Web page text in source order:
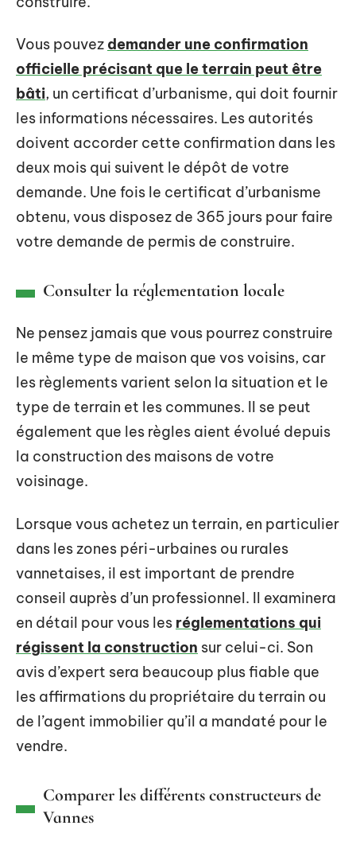
Vous pouvez demander une confirmation
officielle précisant que le terrain peut être
bâti, un certificat d’urbanisme, qui doit fournir
les informations nécessaires. Les autorités
doivent accorder cette confirmation dans les
deux mois qui suivent le dépôt de votre
demande. Une fois le certificat d’urbanisme
obtenu, vous disposez de 365 jours pour faire
votre demande de permis de construire.
Consulter la réglementation locale
Ne pensez jamais que vous pourrez construire
le même type de maison que vos voisins, car
les règlements varient selon la situation et le
type de terrain et les communes. Il se peut
également que les règles aient évolué depuis
la construction des maisons de votre
voisinage.
Lorsque vous achetez un terrain, en particulier
dans les zones péri-urbaines ou rurales
vannetaises, il est important de prendre
conseil auprès d’un professionnel. Il examinera
en détail pour vous les réglementations qui
régissent la construction sur celui-ci. Son
avis d’expert sera beaucoup plus fiable que
les affirmations du propriétaire du terrain ou
de l’agent immobilier qu’il a mandaté pour le
vendre.
Comparer les différents constructeurs de
Vannes